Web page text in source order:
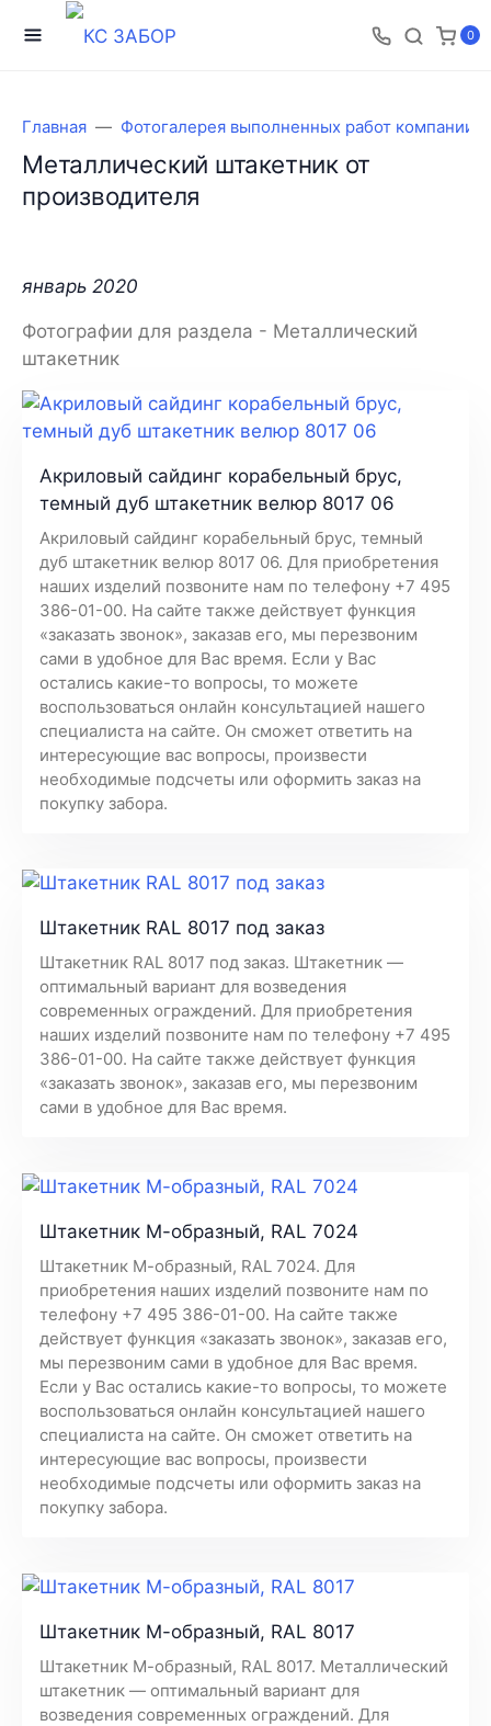
0
Главная Фотогалерея выполненных работ компании
Металлический штакетник от
производителя
январь 2020
Фотографии для раздела - Металлический
штакетник
Акриловый сайдинг корабельный брус,
темный дуб штакетник велюр 8017 06
Акриловый сайдинг корабельный брус, темный
дуб штакетник велюр 8017 06. Для приобретения
наших изделий позвоните нам по телефону +7 495
386-01-00. На сайте также действует функция
«заказать звонок», заказав его, мы перезвоним
сами в удобное для Вас время. Если у Вас
остались какие-то вопросы, то можете
воспользоваться онлайн консультацией нашего
специалиста на сайте. Он сможет ответить на
интересующие вас вопросы, произвести
необходимые подсчеты или оформить заказ на
покупку забора.
Штакетник RAL 8017 под заказ
Штакетник RAL 8017 под заказ. Штакетник —
оптимальный вариант для возведения
современных ограждений. Для приобретения
наших изделий позвоните нам по телефону +7 495
386-01-00. На сайте также действует функция
«заказать звонок», заказав его, мы перезвоним
сами в удобное для Вас время.
Штакетник М-образный, RAL 7024
Штакетник М-образный, RAL 7024. Для
приобретения наших изделий позвоните нам по
телефону +7 495 386-01-00. На сайте также
действует функция «заказать звонок», заказав его,
мы перезвоним сами в удобное для Вас время.
Если у Вас остались какие-то вопросы, то можете
воспользоваться онлайн консультацией нашего
специалиста на сайте. Он сможет ответить на
интересующие вас вопросы, произвести
необходимые подсчеты или оформить заказ на
покупку забора.
Штакетник М-образный, RAL 8017
Штакетник М-образный, RAL 8017. Металлический
штакетник — оптимальный вариант для
возведения современных ограждений. Для